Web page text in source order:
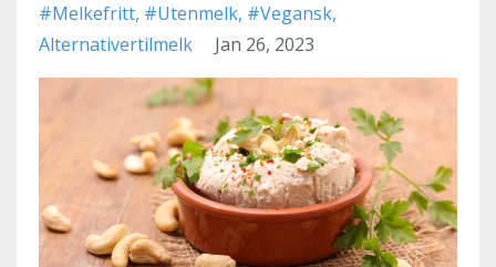
#melkefritt #utenmelk #vegansk
Alternativertilmelk
Jan 26, 2023